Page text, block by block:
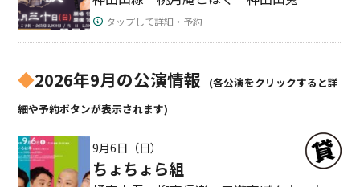
タップして詳細・予約
◆2026年9月の公演情報
(各公演をクリックすると詳
細や予約ボタンが表示されます)
9月6日（日）
ちょちょら組